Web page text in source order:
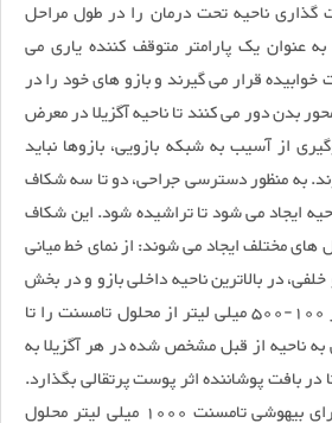
گذاری ناحیه تحت درمان را در طول مراحل
عنوان یک پارامتر متوقف کننده یاری می
خوابیده قرار می گیرند و بازو های خود را در
از محور بدن دور می کنند تا ناحیه آگزیلا در معرض
از آسیب به شبکه بازویی، بازوها نباید
به منظور دسترسی جراحی، دو تا سه شکاف
ایجاد می شود تا تراشیده شود. این شکاف
های مختلف ایجاد می شوند: از نمای خط میانی
خلفی، در بالاترین ناحیه داخلی بازو و در بخش
مرکزی اگزیلا. سپس مقدار 100-500 میلی لیتر از محلول تامسنت را تا
ناحیه از قبل مشخص شده در هر آگزیلا به
بافت پوشاننده اثر پوست پرتقالی بگذارد.
اگرچه فرمول استاندارد برای بیهوشی تامسنت 1000 میلی لیتر محلول